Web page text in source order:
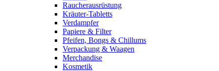
Raucherausrüstung
Kräuter-Tabletts
Verdampfer
Papiere & Filter
Pfeifen, Bongs & Chillums
Verpackung & Waagen
Merchandise
Kosmetik